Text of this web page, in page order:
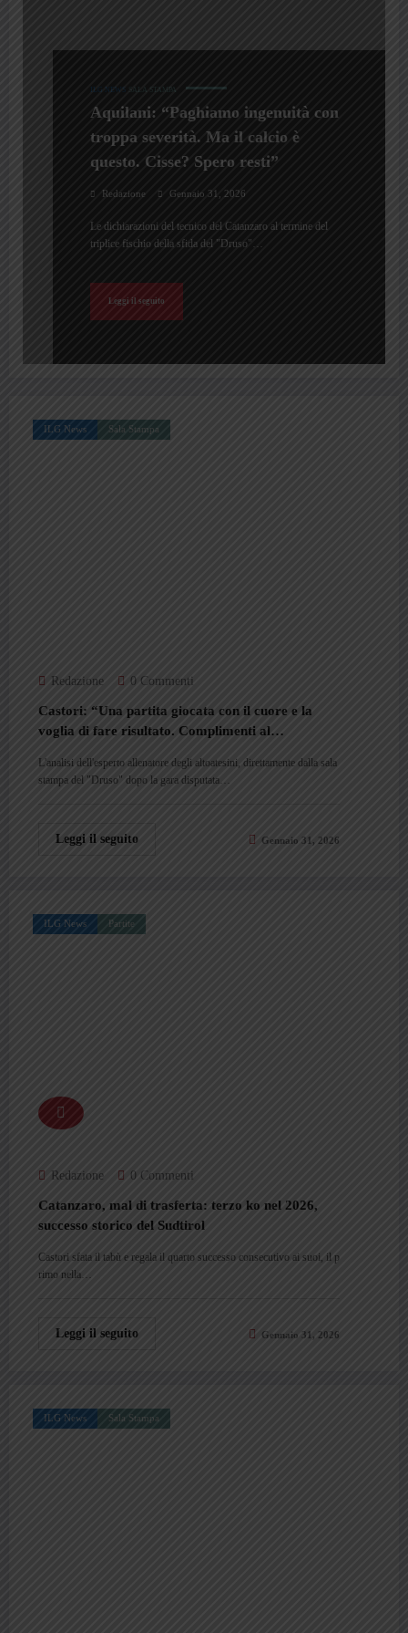
ILG NEWS SALA STAMPA
Aquilani: “Paghiamo ingenuità con
troppa severità. Ma il calcio è
questo. Cisse? Spero resti”
Redazione Gennaio 31, 2026
Le dichiarazioni del tecnico del Catanzaro al termine del
triplice fischio della sfida del "Druso"…
Leggi il seguito
ILG News Sala Stampa
Redazione 0 Commenti
Castori: “Una partita giocata con il cuore e la
voglia di fare risultato. Complimenti al
L'analisi dell'esperto allenatore degli altoatesini, direttamente dalla sala
stampa del "Druso" dopo la gara disputata…
Leggi il seguito Gennaio 31, 2026
ILG News Partite
Redazione 0 Commenti
Catanzaro, mal di trasferta: terzo ko nel 2026,
successo storico del Sudtirol
Castori sfata il tabù e regala il quarto successo consecutivo ai suoi, il p
rimo nella…
Leggi il seguito Gennaio 31, 2026
ILG News Sala Stampa